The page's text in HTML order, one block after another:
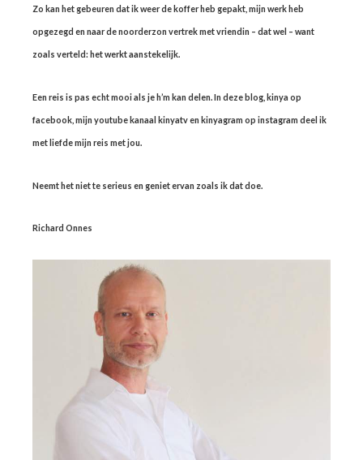
Zo kan het gebeuren dat ik weer de koffer heb gepakt, mijn werk heb
opgezegd en naar de noorderzon vertrek met vriendin – dat wel – want
zoals verteld: het werkt aanstekelijk.
Een reis is pas echt mooi als je h’m kan delen. In deze blog, kinya op
facebook, mijn youtube kanaal kinyatv en kinyagram op instagram deel ik
met liefde mijn reis met jou.
Neemt het niet te serieus en geniet ervan zoals ik dat doe.
Richard Onnes